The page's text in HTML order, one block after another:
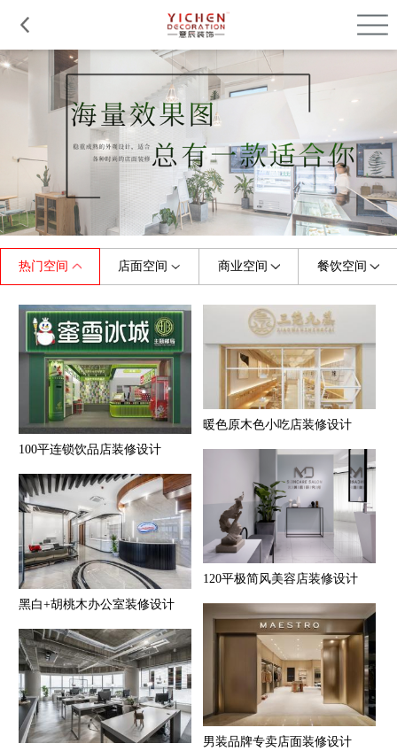
热门空间
全部 门头 美容/美甲店 早教机构
小吃店 茶饮店 甜品店 办公室
服装店
店面空间
全部 珠宝店 童装店 婚纱店
水果店 理发店 母婴店 鞋店
花店 眼镜店 面包店 其他
商业空间
全部 展厅 商场 摄影店
健身房 便利店 游泳馆 幼儿园
培训学校 其他
餐饮空间
全部 烤肉店 中餐厅 西餐厅
料理店 快餐厅 咖啡店 火锅店
茶餐厅 主题餐厅
100平连锁饮品店装修设计
暖色原木色小吃店装修设计
120平极简风美容店装修设计
黑白+胡桃木办公室装修设计
男装品牌专卖店面装修设计